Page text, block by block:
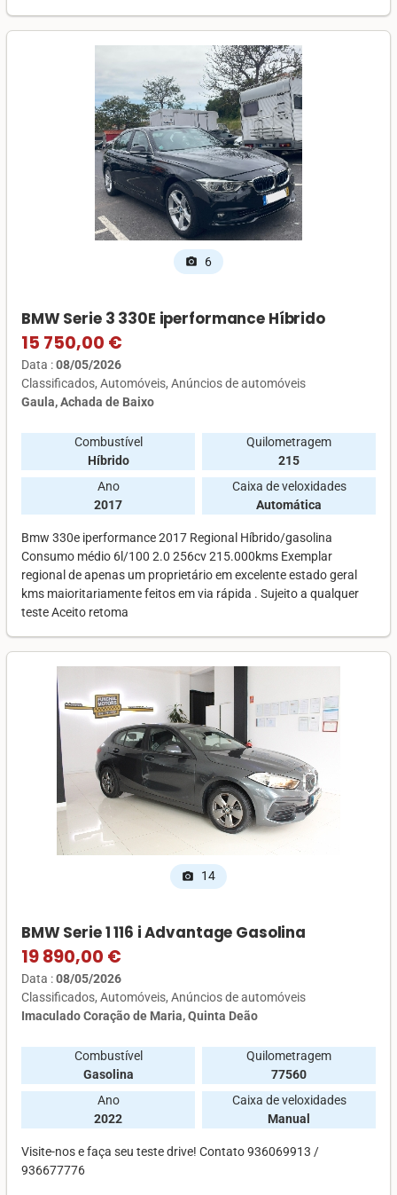
photo_camera 6
BMW Serie 3 330E iperformance Híbrido
15 750,00 €
Data :08/05/2026
Classificados Automóveis Anúncios de automóveis
Gaula, Achada de Baixo
Combustível
Híbrido
Quilometragem
215
Ano
2017
Caixa de veloxidades
Automática
Bmw 330e iperformance 2017 Regional Híbrido/gasolina
Consumo médio 6l/100 2.0 256cv 215.000kms Exemplar
regional de apenas um proprietário em excelente estado geral
kms maioritariamente feitos em via rápida . Sujeito a qualquer
teste Aceito retoma
photo_camera 14
BMW Serie 1 116 i Advantage Gasolina
19 890,00 €
Data :08/05/2026
Classificados Automóveis Anúncios de automóveis
Imaculado Coração de Maria, Quinta Deão
Combustível
Gasolina
Quilometragem
77560
Ano
2022
Caixa de veloxidades
Manual
Visite-nos e faça seu teste drive! Contato 936069913 /
936677776